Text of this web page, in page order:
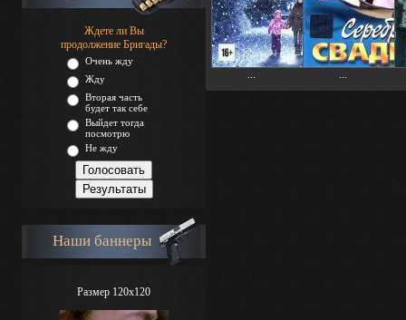
Ждете ли Вы
продолжение Бригады?
Очень жду
Жду
Вторая часть
будет так себе
Выйдет тогда
посмотрю
Не жду
Наши баннеры
Размер 120x120
... ...